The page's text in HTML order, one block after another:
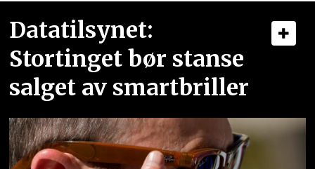
Datatilsynet:
Stortinget bør stanse
salget av smartbriller